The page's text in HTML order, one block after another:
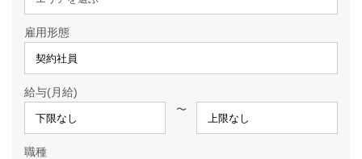
雇用形態
給与(月給)
〜
職種